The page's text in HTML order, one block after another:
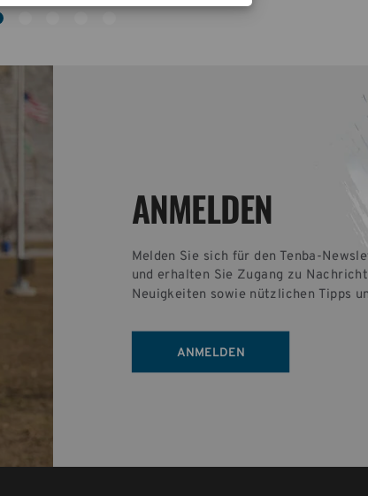
ANMELDEN
Melden Sie sich für den Tenba-
und erhalten Sie Zugang zu
Neuigkeiten sowie nützlichen Tipps
ANMELDEN